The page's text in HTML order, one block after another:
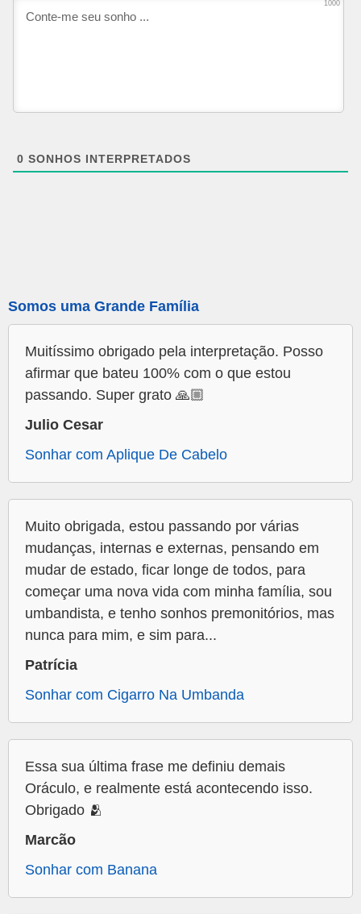
1000
0 SONHOS INTERPRETADOS
Somos uma Grande Família
Muitíssimo obrigado pela interpretação. Posso
afirmar que bateu 100% com o que estou
passando. Super grato 🙏🏼
Julio Cesar
Sonhar com Aplique De Cabelo
Muito obrigada, estou passando por várias
mudanças, internas e externas, pensando em
mudar de estado, ficar longe de todos, para
começar uma nova vida com minha família, sou
umbandista, e tenho sonhos premonitórios, mas
nunca para mim, e sim para...
Patrícia
Sonhar com Cigarro Na Umbanda
Essa sua última frase me definiu demais
Oráculo, e realmente está acontecendo isso.
Obrigado 🫂
Marcão
Sonhar com Banana